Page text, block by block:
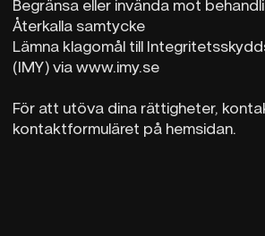
Begränsa eller invända mot
Återkalla samtycke
Lämna klagomål till
(IMY) via www.imy.se
För att utöva dina rättigheter,
kontaktformuläret på hemsidan.